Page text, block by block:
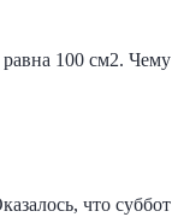
100 см2. Чему
что суббот